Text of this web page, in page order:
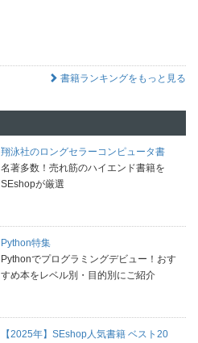
書籍ランキングをもっと見る
翔泳社のロングセラーコンピュータ書
名著多数！売れ筋のハイエンド書籍を
SEshopが厳選
Python特集
Pythonでプログラミングデビュー！おす
すめ本をレベル別・目的別にご紹介
【2025年】SEshop人気書籍 ベスト20